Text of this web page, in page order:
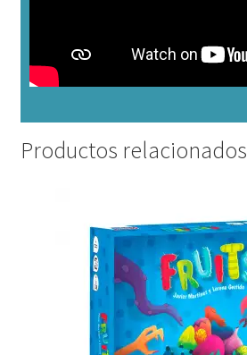
Productos relacionados